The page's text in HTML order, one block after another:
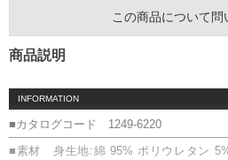
この商品について問
商品説明
INFORMATION
■カタログコード 1249-6220
■素材 身生地:綿 95% ポリウレタン